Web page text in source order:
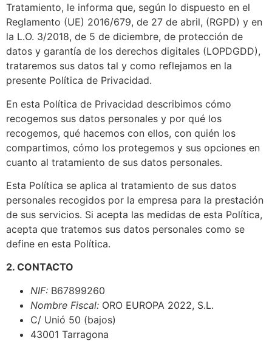
Tratamiento, le informa que, según lo dispuesto en el
Reglamento (UE) 2016/679, de 27 de abril, (RGPD) y en
la L.O. 3/2018, de 5 de diciembre, de protección de
datos y garantía de los derechos digitales (LOPDGDD),
trataremos sus datos tal y como reflejamos en la
presente Política de Privacidad.
En esta Política de Privacidad describimos cómo
recogemos sus datos personales y por qué los
recogemos, qué hacemos con ellos, con quién los
compartimos, cómo los protegemos y sus opciones en
cuanto al tratamiento de sus datos personales.
Esta Política se aplica al tratamiento de sus datos
personales recogidos por la empresa para la prestación
de sus servicios. Si acepta las medidas de esta Política,
acepta que tratemos sus datos personales como se
define en esta Política.
2. CONTACTO
NIF: B67899260
Nombre Fiscal: ORO EUROPA 2022, S.L.
C/ Unió 50 (bajos)
43001 Tarragona